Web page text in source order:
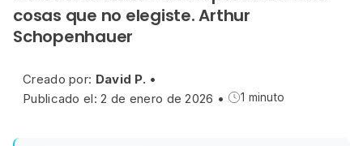
cosas que no elegiste. Arthur
Schopenhauer
Creado por: David P. •
Publicado el: 2 de enero de 2026 • 1 minuto